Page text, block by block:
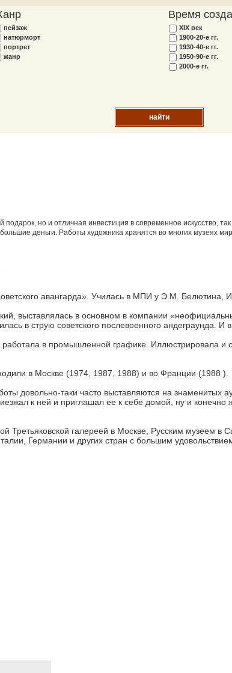
пейзаж
натюрморт
портрет
жанр
Время
XIX век
1900-20-е гг.
1930-40-е гг.
1950-90-е гг.
2000-е гг.
найти
но и отличная инвестиция в современное искусство, так
деньги. Работы художника хранятся во многих музеях
авангарда». Училась в МПИ у Э.М. Белютина,
выставлялась в основном в компании
в струю советского послевоенного андеграунда. И в
работала в промышленной графике. Иллюстрировала и
в Москве (1974, 1987, 1988) и во Франции (1988 ).
довольно-таки часто выставляются на знаменитых
к ней и приглашал ее к себе домой, ну и
Третьяковской галереей в Москве, Русским музеем в
Германии и других стран с большим